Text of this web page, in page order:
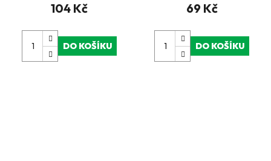
104 Kč
DO KOŠÍKU
69 Kč
DO KOŠÍKU